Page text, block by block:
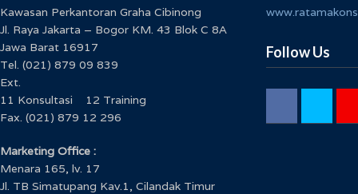
Kawasan Perkantoran Graha Cibinong
Jl. Raya Jakarta – Bogor KM. 43 Blok C 8A
Jawa Barat 16917
Tel. (021) 879 09 839
Ext.
11 Konsultasi 12 Training
Fax. (021) 879 12 296
Marketing Office :
Menara 165, lv. 17
Jl. TB Simatupang Kav.1, Cilandak Timur
Follow Us